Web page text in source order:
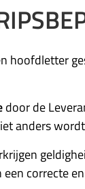
hoofdletter
door de
anders
een correcte